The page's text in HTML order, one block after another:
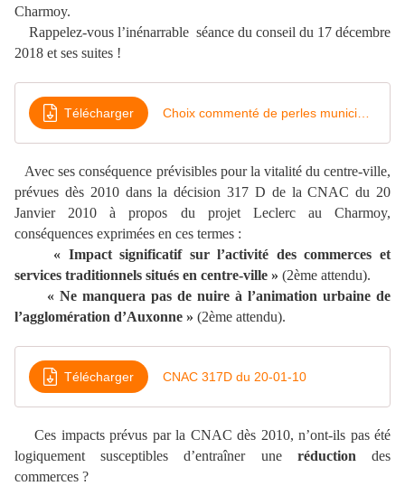
Charmoy.
Rappelez-vous l’inénarrable séance du conseil du 17 décembre
2018 et ses suites !
Télécharger
Avec ses conséquence prévisibles pour la vitalité du centre-ville,
prévues dès 2010 dans la décision 317 D de la CNAC du 20
Janvier 2010 à propos du projet Leclerc au Charmoy,
conséquences exprimées en ces termes :
« Impact significatif sur l’activité des commerces et
services traditionnels situés en centre-ville » (2ème attendu).
« Ne manquera pas de nuire à l’animation urbaine de
l’agglomération d’Auxonne » (2ème attendu).
Télécharger CNAC 317D du 20-01-10
Ces impacts prévus par la CNAC dès 2010, n’ont-ils pas été
logiquement susceptibles d’entraîner une réduction des
commerces ?